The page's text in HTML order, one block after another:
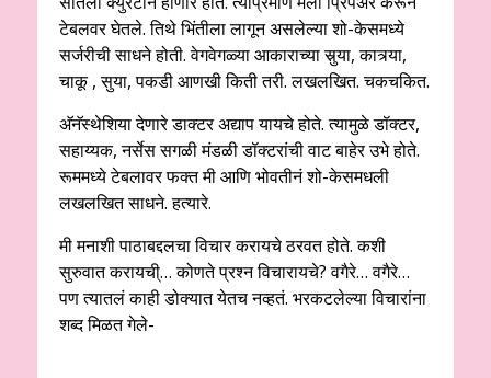
टेबलवर घेतले. तिथे भिंतीला लागून असलेल्या शो-केसमध्ये
सर्जरीची साधने होती. वेगवेगळ्या आकाराच्या सुर्‍या, कात्र्या,
चाकू , सुया, पकडी आणखी किती तरी. लखलखित. चकचकित.
अ‍ॅनॅस्थेशिया देणारे डाक्टर अद्याप यायचे होते. त्यामुळे डॉक्टर,
सहाय्यक, नर्सेस सगळी मंडळी डॉक्टरांची वाट बाहेर उभे होते.
रूममध्ये टेबलावर फक्त मी आणि भोवतीनं शो-केसमधली
लखलखित साधने. हत्यारे.
मी मनाशी पाठाबद्दलचा विचार करायचे ठरवत होते. कशी
सुरुवात करायची्… कोणते प्रश्न विचारायचे? वगैरे… वगैरे…
पण त्यातलं काही डोक्यात येतच नव्हतं. भरकटलेल्या विचारांना
शब्द मिळत गेले-